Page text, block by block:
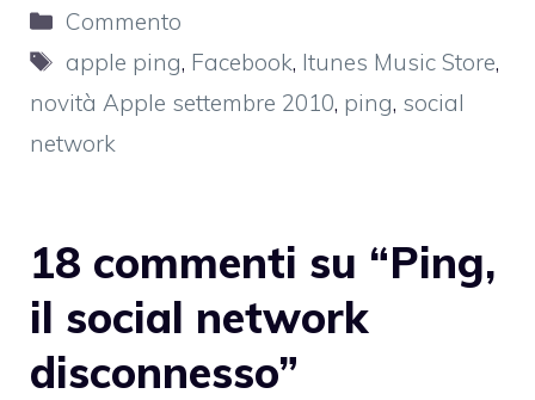
Categorie
Commento
Tag
apple ping, Facebook, Itunes Music Store,
novità Apple settembre 2010, ping, social
network
18 commenti su “Ping,
il social network
disconnesso”